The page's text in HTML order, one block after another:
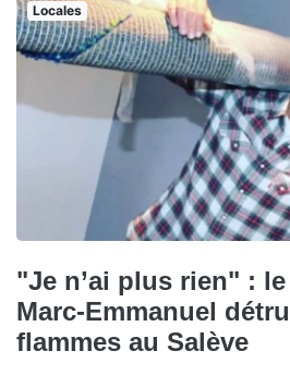
Locales
"Je n’ai plus rien" :
Marc-Emmanuel
flammes au Salève